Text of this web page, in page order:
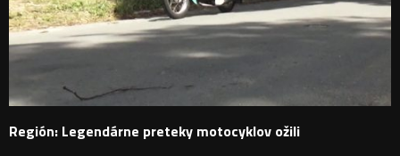
Región: Legendárne preteky motocyklov ožili